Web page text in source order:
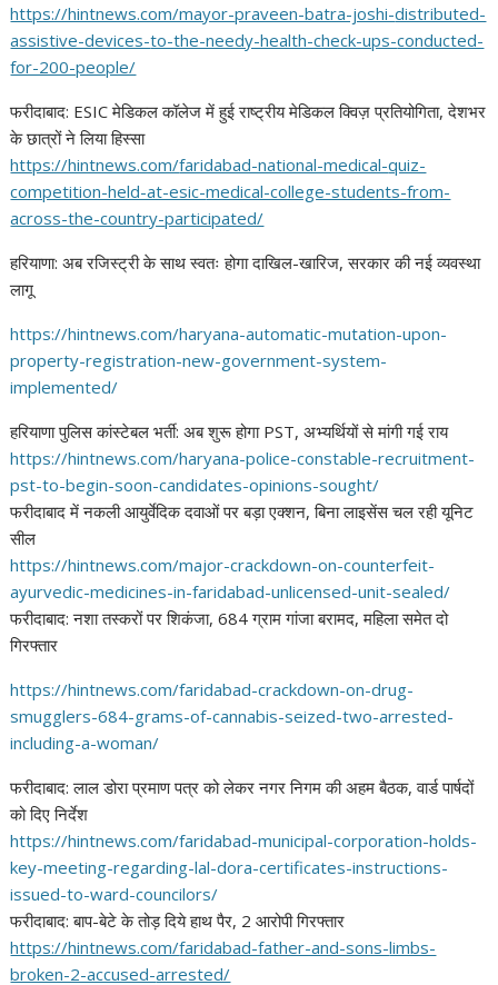
https://hintnews.com/mayor-praveen-batra-joshi-distributed-
assistive-devices-to-the-needy-health-check-ups-conducted-
for-200-people/
फरीदाबाद: ESIC मेडिकल कॉलेज में हुई राष्ट्रीय मेडिकल क्विज़ प्रतियोगिता, देशभर
के छात्रों ने लिया हिस्सा
https://hintnews.com/faridabad-national-medical-quiz-
competition-held-at-esic-medical-college-students-from-
across-the-country-participated/
हरियाणा: अब रजिस्ट्री के साथ स्वतः होगा दाखिल-खारिज, सरकार की नई व्यवस्था
लागू
https://hintnews.com/haryana-automatic-mutation-upon-
property-registration-new-government-system-
implemented/
हरियाणा पुलिस कांस्टेबल भर्ती: अब शुरू होगा PST, अभ्यर्थियों से मांगी गई राय
https://hintnews.com/haryana-police-constable-recruitment-
pst-to-begin-soon-candidates-opinions-sought/
फरीदाबाद में नकली आयुर्वेदिक दवाओं पर बड़ा एक्शन, बिना लाइसेंस चल रही यूनिट
सील
https://hintnews.com/major-crackdown-on-counterfeit-
ayurvedic-medicines-in-faridabad-unlicensed-unit-sealed/
फरीदाबाद: नशा तस्करों पर शिकंजा, 684 ग्राम गांजा बरामद, महिला समेत दो
गिरफ्तार
https://hintnews.com/faridabad-crackdown-on-drug-
smugglers-684-grams-of-cannabis-seized-two-arrested-
including-a-woman/
फरीदाबाद: लाल डोरा प्रमाण पत्र को लेकर नगर निगम की अहम बैठक, वार्ड पार्षदों
को दिए निर्देश
https://hintnews.com/faridabad-municipal-corporation-holds-
key-meeting-regarding-lal-dora-certificates-instructions-
issued-to-ward-councilors/
फरीदाबाद: बाप-बेटे के तोड़ दिये हाथ पैर, 2 आरोपी गिरफ्तार
https://hintnews.com/faridabad-father-and-sons-limbs-
broken-2-accused-arrested/